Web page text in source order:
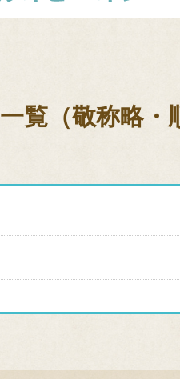
覧（敬称略・